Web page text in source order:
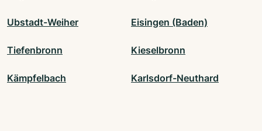
Ubstadt-Weiher Eisingen (Baden)
Tiefenbronn Kieselbronn
Kämpfelbach Karlsdorf-Neuthard